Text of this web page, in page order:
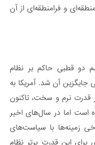
و فرامنطقه‌ای از آن
دو قطبی حاکم بر نظام
جایگزین آن شد. آمریکا به
قدرت نرم و سخت، تاکنون
است اما در سال‌های اخیر
زمینه‌ها با سیاست‌های
برای این قدرت برتر نظام